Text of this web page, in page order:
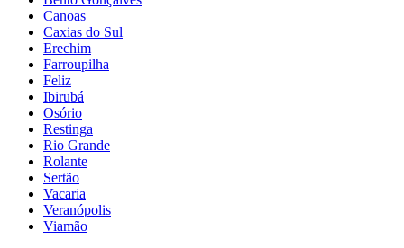
Canoas
Caxias do Sul
Erechim
Farroupilha
Feliz
Ibirubá
Osório
Restinga
Rio Grande
Rolante
Sertão
Vacaria
Veranópolis
Viamão